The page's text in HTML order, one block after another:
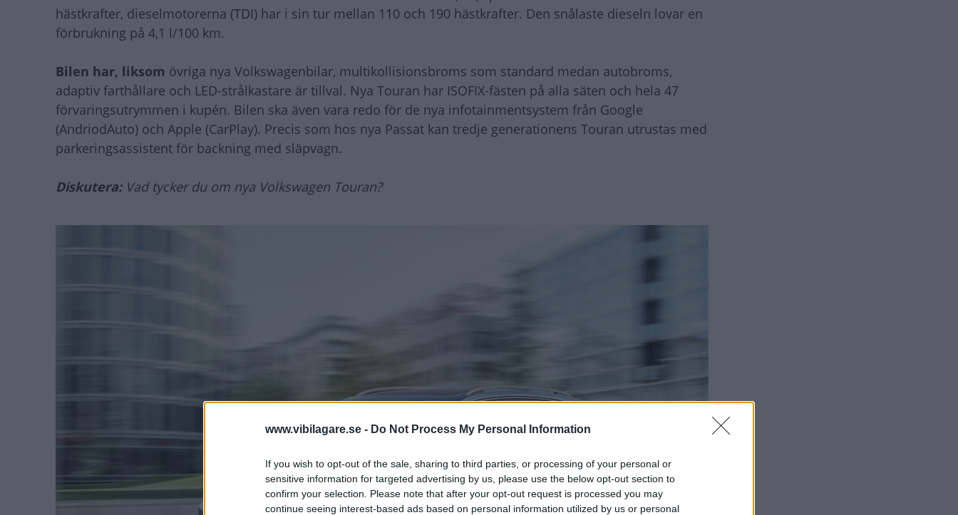
www.vibilagare.se - Do Not Process My Personal Information
If you wish to opt-out of the sale, sharing to third parties, or processing of your personal or
sensitive information for targeted advertising by us, please use the below opt-out section to
confirm your selection. Please note that after your opt-out request is processed you may
continue seeing interest-based ads based on personal information utilized by us or personal
hästkrafter, dieselmotorerna (TDI) har i sin tur mellan 110 och 190 hästkrafter. Den snålaste dieseln lovar en
förbrukning på 4,1 l/100 km.
Bilen har, liksom övriga nya Volkswagenbilar, multikollisionsbroms som standard medan autobroms,
adaptiv farthållare och LED-strålkastare är tillval. Nya Touran har ISOFIX-fästen på alla säten och hela 47
förvaringsutrymmen i kupén. Bilen ska även vara redo för de nya infotainmentsystem från Google
(AndriodAuto) och Apple (CarPlay). Precis som hos nya Passat kan tredje generationens Touran utrustas med
parkeringsassistent för backning med släpvagn.
Diskutera:Vad tycker du om nya Volkswagen Touran?